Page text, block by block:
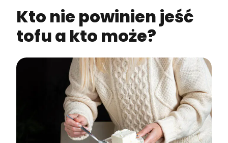
Kto nie powinien jeść
tofu a kto może?